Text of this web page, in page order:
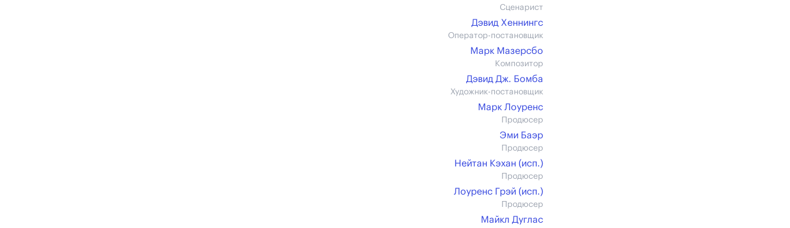
Сценарист
Дэвид Хеннингс
Оператор-постановщик
Марк Мазерсбо
Композитор
Дэвид Дж. Бомба
Художник-постановщик
Марк Лоуренс
Продюсер
Эми Баэр
Продюсер
Нейтан Кэхан (иcп.)
Продюсер
Лоуренс Грэй (иcп.)
Продюсер
Майкл Дуглас